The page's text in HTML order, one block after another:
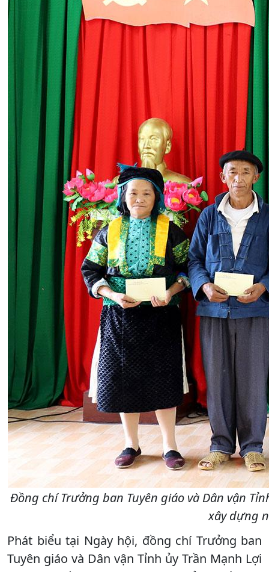
Đồng chí Trưởng ban Tuyên giáo và Dân vận
xây dựng
Phát biểu tại Ngày hội, đồng chí Trưởng ban
Tuyên giáo và Dân vận Tỉnh ủy Trần Mạnh Lợi